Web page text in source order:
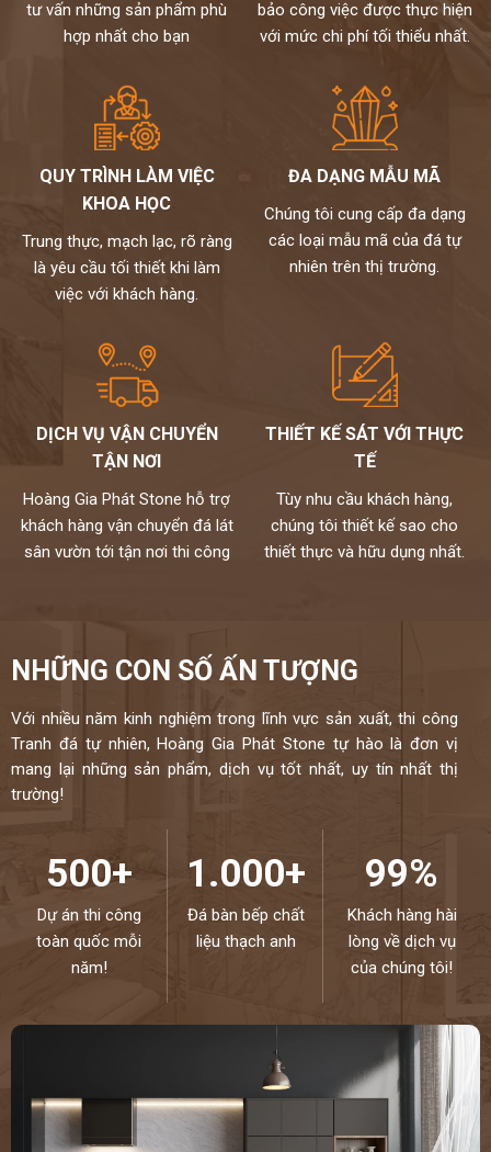
tư vấn những sản phẩm phù
hợp nhất cho bạn
bảo công việc được thực hiện
với mức chi phí tối thiểu nhất.
QUY TRÌNH LÀM VIỆC
KHOA HỌC
Trung thực, mạch lạc, rõ ràng
là yêu cầu tối thiết khi làm
việc với khách hàng.
ĐA DẠNG MẪU MÃ
Chúng tôi cung cấp đa dạng
các loại mẫu mã của đá tự
nhiên trên thị trường.
DỊCH VỤ VẬN CHUYỂN
TẬN NƠI
Hoàng Gia Phát Stone hỗ trợ
khách hàng vận chuyển đá lát
sân vườn tới tận nơi thi công
THIẾT KẾ SÁT VỚI THỰC
TẾ
Tùy nhu cầu khách hàng,
chúng tôi thiết kế sao cho
thiết thực và hữu dụng nhất.
NHỮNG CON SỐ ẤN TƯỢNG
Với nhiều năm kinh nghiệm trong lĩnh vực sản xuất, thi công
Tranh đá tự nhiên, Hoàng Gia Phát Stone tự hào là đơn vị
mang lại những sản phẩm, dịch vụ tốt nhất, uy tín nhất thị
trường!
500+
Dự án thi công
toàn quốc mỗi
năm!
1.000+
Đá bàn bếp chất
liệu thạch anh
99%
Khách hàng hài
lòng về dịch vụ
của chúng tôi!